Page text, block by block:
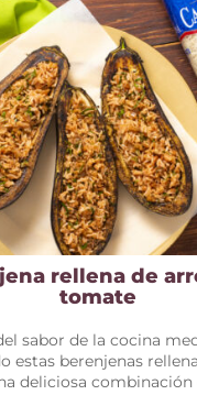
rellena de
tomate
sabor de la cocina
estas berenjenas
deliciosa combinación